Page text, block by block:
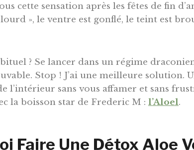
cette sensation après les fêtes de fin
lourd », le ventre est gonflé, le teint est
? Se lancer dans un régime
Stop ! J’ai une meilleure solution.
l’intérieur sans vous affamer et sans
la boisson star de Frederic M : l’Aloel.
Faire Une Détox Aloe